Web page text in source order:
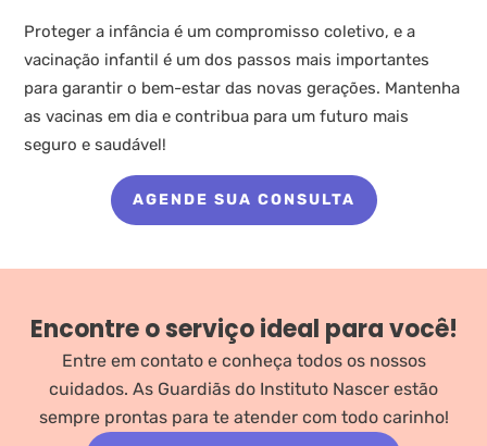
Proteger a infância é um compromisso coletivo, e a
vacinação infantil é um dos passos mais importantes
para garantir o bem-estar das novas gerações. Mantenha
as vacinas em dia e contribua para um futuro mais
seguro e saudável!
AGENDE SUA CONSULTA
Encontre o serviço ideal para você!
Entre em contato e conheça todos os nossos
cuidados. As Guardiãs do Instituto Nascer estão
sempre prontas para te atender com todo carinho!